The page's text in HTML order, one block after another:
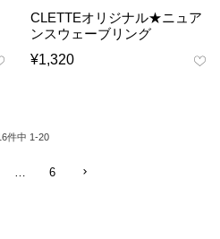
CLETTEオリジナル★ニュア
ンスウェーブリング
¥1,320
件中 1-20
… 6